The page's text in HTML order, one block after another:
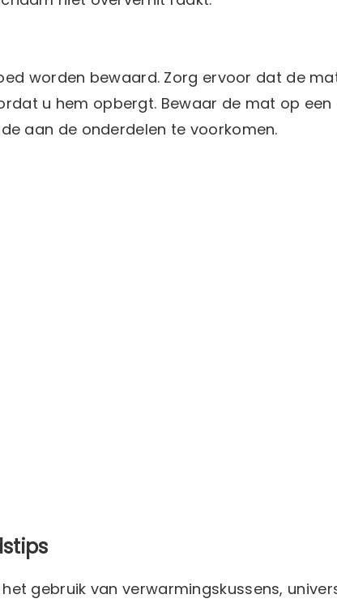
worden bewaard. Zorg ervoor dat de
u hem opbergt. Bewaar de mat op een
aan de onderdelen te voorkomen.
gebruik van verwarmingskussens,